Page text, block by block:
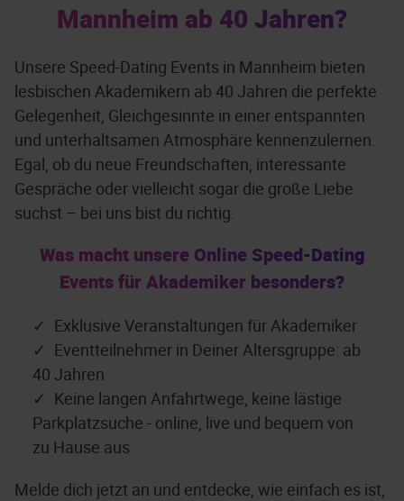
Mannheim ab 40 Jahren?
Unsere Speed-Dating Events in Mannheim bieten
lesbischen Akademikern ab 40 Jahren die perfekte
Gelegenheit, Gleichgesinnte in einer entspannten
und unterhaltsamen Atmosphäre kennenzulernen.
Egal, ob du neue Freundschaften, interessante
Gespräche oder vielleicht sogar die große Liebe
suchst – bei uns bist du richtig.
Was macht unsere Online Speed-Dating
Events für Akademiker besonders?
Exklusive Veranstaltungen für Akademiker
Eventteilnehmer in Deiner Altersgruppe: ab
40 Jahren
Keine langen Anfahrtwege, keine lästige
Parkplatzsuche - online, live und bequem von
zu Hause aus
Melde dich jetzt an und entdecke, wie einfach es ist,